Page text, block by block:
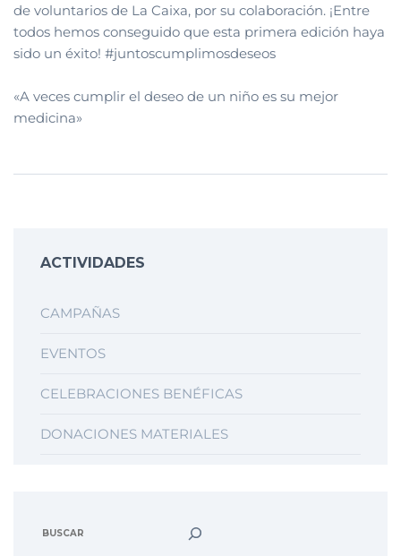
de voluntarios de La Caixa, por su colaboración. ¡Entre
todos hemos conseguido que esta primera edición haya
sido un éxito! #juntoscumplimosdeseos
«A veces cumplir el deseo de un niño es su mejor
medicina»
ACTIVIDADES
CAMPAÑAS
EVENTOS
CELEBRACIONES BENÉFICAS
DONACIONES MATERIALES